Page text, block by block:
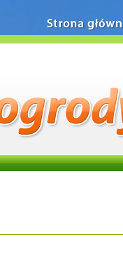
Strona główna